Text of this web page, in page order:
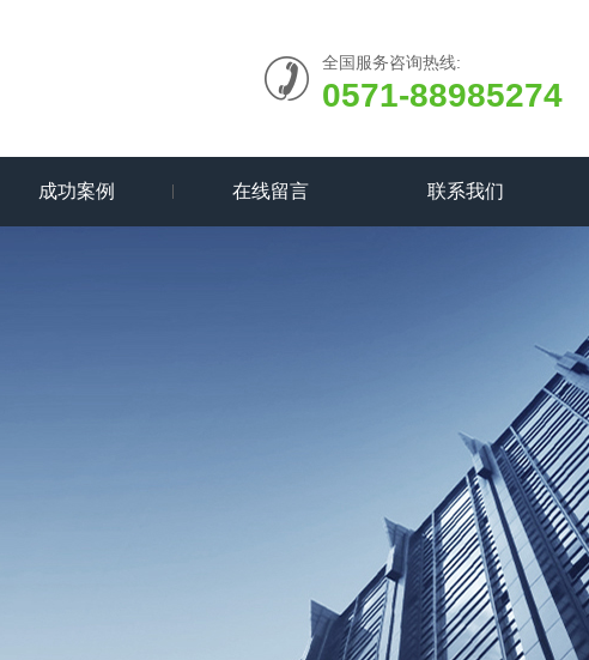
全国服务咨询热线:
0571-88985274
成功案例 在线留言 联系我们